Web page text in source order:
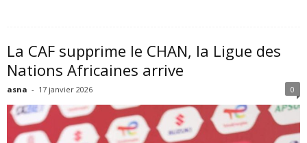
La CAF supprime le CHAN, la Ligue des
Nations Africaines arrive
asna - 17 janvier 2026 0